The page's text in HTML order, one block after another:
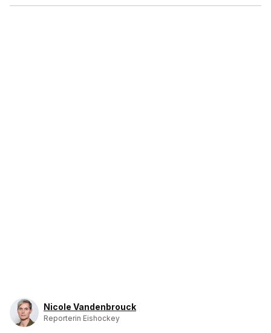
Nicole Vandenbrouck
Reporterin Eishockey